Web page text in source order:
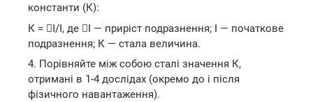
константи (К):
К = ⃤І/І, де ⃤І — приріст подразнення; І — початкове
подразнення; К — стала величина.
4. Порівняйте між собою сталі значення К,
отримані в 1-4 дослідах (окремо до і після
фізичного навантаження).